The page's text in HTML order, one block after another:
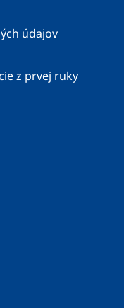
údajov
z prvej ruky